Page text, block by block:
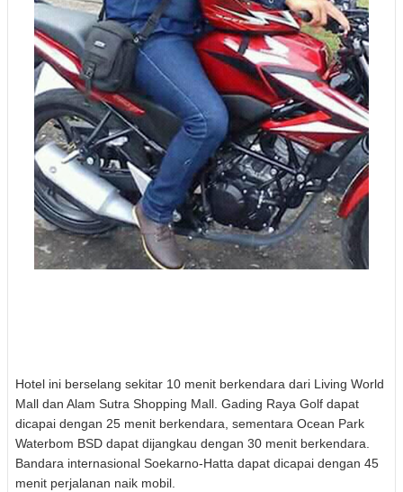
Hotel ini berselang sekitar 10 menit berkendara dari Living World
Mall dan Alam Sutra Shopping Mall. Gading Raya Golf dapat
dicapai dengan 25 menit berkendara, sementara Ocean Park
Waterbom BSD dapat dijangkau dengan 30 menit berkendara.
Bandara internasional Soekarno-Hatta dapat dicapai dengan 45
menit perjalanan naik mobil.